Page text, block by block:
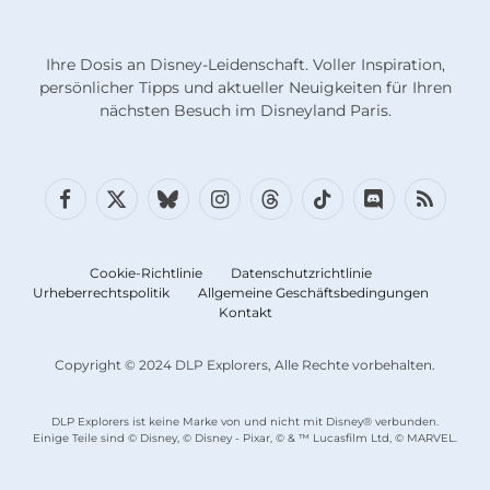
Ihre Dosis an Disney-Leidenschaft. Voller Inspiration,
persönlicher Tipps und aktueller Neuigkeiten für Ihren
nächsten Besuch im Disneyland Paris.
Facebook
X
BlueskyInstagramFäden TikTokDiskordRSS
Copyright © 2024 DLP Explorers, Alle Rechte vorbehalten.
DLP Explorers ist keine Marke von und nicht mit Disney® verbunden.
Einige Teile sind © Disney, © Disney - Pixar, © & ™ Lucasfilm Ltd, © MARVEL.
Cookie-Richtlinie
Datenschutzrichtlinie
Urheberrechtspolitik
Allgemeine Geschäftsbedingungen
Kontakt